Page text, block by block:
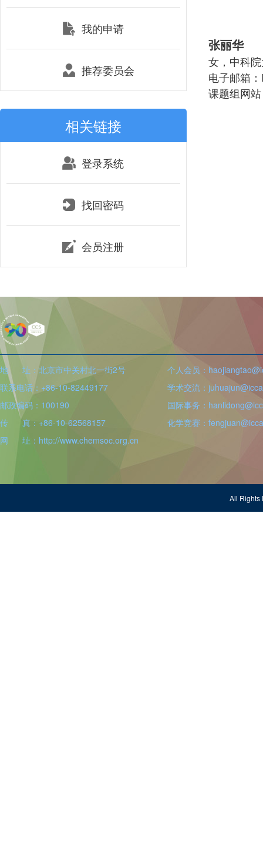
我的申请
推荐委员会
相关链接
登录系统
找回密码
会员注册
张丽华
女，中科
电子邮箱
课题组网
地 址：北京市中关村北一街2号
联系电话：+86-10-82449177
邮政编码：100190
传 真：+86-10-62568157
网 址：http://www.chemsoc.org.cn
个人会员：
学术交流：
国际事务：
化学竞赛：
All Rights